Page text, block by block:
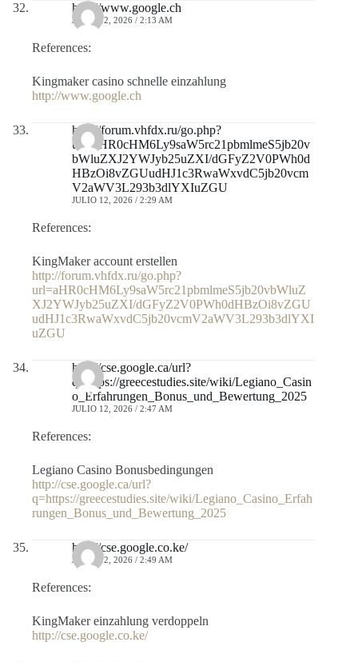
http://www.google.ch
JULIO 12, 2026 / 2:13 AM
References:
Kingmaker casino schnelle einzahlung
http://www.google.ch
http://forum.vhfdx.ru/go.php?
url=aHR0cHM6Ly9saW5rc21pbmlmeS5jb20v
bWluZXJ2YWJyb25uZXI/dGFyZ2V0PWh0d
HBzOi8vZGUudHJ1c3RwaWxvdC5jb20vcm
V2aWV3L293b3dlYXIuZGU
JULIO 12, 2026 / 2:29 AM
References:
KingMaker account erstellen
http://forum.vhfdx.ru/go.php?
url=aHR0cHM6Ly9saW5rc21pbmlmeS5jb20vbWluZ
XJ2YWJyb25uZXI/dGFyZ2V0PWh0dHBzOi8vZGU
udHJ1c3RwaWxvdC5jb20vcmV2aWV3L293b3dlYXI
uZGU
http://cse.google.ca/url?
q=https://greecestudies.site/wiki/Legiano_Casin
o_Erfahrungen_Bonus_und_Bewertung_2025
JULIO 12, 2026 / 2:47 AM
References:
Legiano Casino Bonusbedingungen
http://cse.google.ca/url?
q=https://greecestudies.site/wiki/Legiano_Casino_Erfah
rungen_Bonus_und_Bewertung_2025
http://cse.google.co.ke/
JULIO 12, 2026 / 2:49 AM
References:
KingMaker einzahlung verdoppeln
http://cse.google.co.ke/